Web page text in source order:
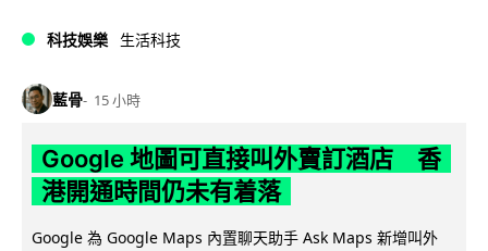
科技娛樂 生活科技
藍骨 15 小時
Google 地圖可直接叫外賣訂酒店 香
港開通時間仍未有着落
Google 為 Google Maps 內置聊天助手 Ask Maps 新增叫外